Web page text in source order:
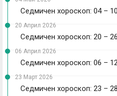
Седмичен хороскоп: 04 –
20 Април 2026
Седмичен хороскоп: 20 –
06 Април 2026
Седмичен хороскоп: 06 –
23 Март 2026
Седмичен хороскоп: 23 –